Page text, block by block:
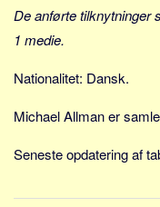
Nøgleord
Bolig
Virksomhed
Investering
De anførte tilknytninger
1 medie.
Nationalitet: Dansk.
Michael Allman er
Seneste opdatering af